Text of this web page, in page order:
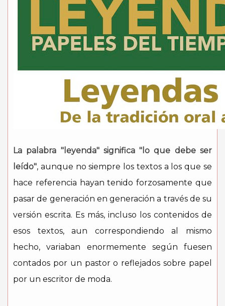
La palabra "leyenda" significa "lo que debe ser
leído", aunque no siempre los textos a los que se
hace referencia hayan tenido forzosamente que
pasar de generación en generación a través de su
versión escrita. Es más, incluso los contenidos de
esos textos, aun correspondiendo al mismo
hecho, variaban enormemente según fuesen
contados por un pastor o reflejados sobre papel
por un escritor de moda.